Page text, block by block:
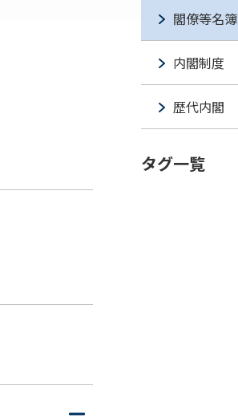
閣僚等名簿
内閣制度
歴代内閣
タグ一覧